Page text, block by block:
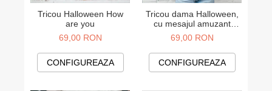
Tricou Halloween How
are you
69,00 RON
CONFIGUREAZA
Tricou dama Halloween,
cu mesajul amuzant
"Don't touch my pumpkin"
69,00 RON
CONFIGUREAZA